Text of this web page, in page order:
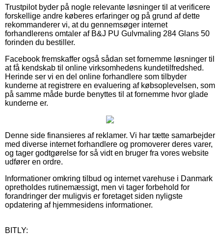
Trustpilot byder på nogle relevante løsninger til at verificere
forskellige andre køberes erfaringer og på grund af dette
rekommanderer vi, at du gennemsøger internet
forhandlerens omtaler af B&J PU Gulvmaling 284 Glans 50
forinden du bestiller.
Facebook fremskaffer også sådan set fornemme løsninger til
at få kendskab til online virksomhedens kundetilfredshed.
Herinde ser vi en del online forhandlere som tilbyder
kunderne at registrere en evaluering af købsoplevelsen, som
på samme måde burde benyttes til at fornemme hvor glade
kunderne er.
Denne side finansieres af reklamer. Vi har tætte samarbejder
med diverse internet forhandlere og promoverer deres varer,
og tager godtgørelse for så vidt en bruger fra vores website
udfører en ordre.
Informationer omkring tilbud og internet varehuse i Danmark
opretholdes rutinemæssigt, men vi tager forbehold for
forandringer der muligvis er foretaget siden nyligste
opdatering af hjemmesidens informationer.
BITLY: